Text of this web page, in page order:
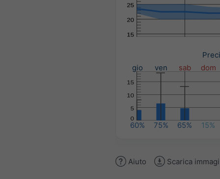
gio
ven sab dom
60% 75% 65% 15%
Aiuto Scarica